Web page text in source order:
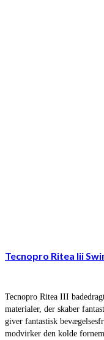
Tecnopro Ritea Iii
Tecnopro Ritea III
materialer, der skaber
giver fantastisk
modvirker den kolde